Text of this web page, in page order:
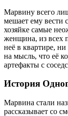
Марвину всего
мешает ему вести
хозяйке самые
женщина, из всех
неё в квартире,
на мысль, что её
артефакты с
История
Марвина стали
рассказывает со